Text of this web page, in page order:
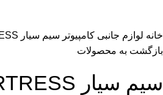
خانه لوازم جانبی کامپیوتر سیم سیار FORTRESS
بازگشت به محصولات
سیم سیار FORTRESS